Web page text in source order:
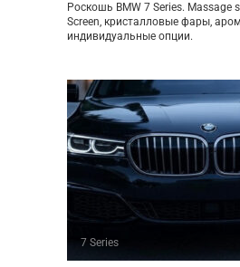
Роскошь BMW 7 Series. Massage
Screen, кристалловые фары,
индивидуальные опции.
7 Series